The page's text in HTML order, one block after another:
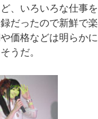
、いろいろな仕事を
だったので新鮮で楽
価格などは明らかに
うだ。